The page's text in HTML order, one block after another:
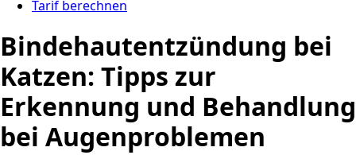
Tarif berechnen
Bindehautentzündung bei
Katzen: Tipps zur
Erkennung und Behandlung
bei Augenproblemen